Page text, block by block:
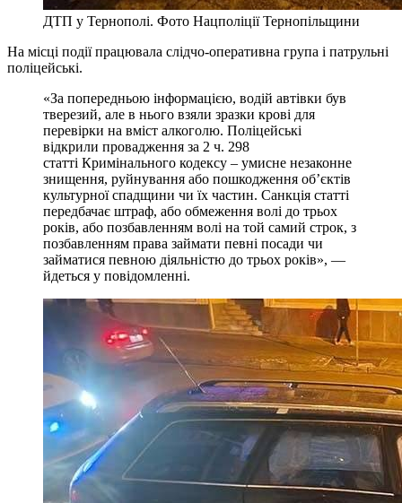
ДТП у Тернополі. Фото Нацполіції Тернопільщини
На місці події працювала слідчо-оперативна група і патрульні
поліцейські.
«За попередньою інформацією, водій автівки був
тверезий, але в нього взяли зразки крові для
перевірки на вміст алкоголю. Поліцейські
відкрили провадження за 2 ч. 298
статті Кримінального кодексу – умисне незаконне
знищення, руйнування або пошкодження об’єктів
культурної спадщини чи їх частин. Санкція статті
передбачає штраф, або обмеження волі до трьох
років, або позбавленням волі на той самий строк, з
позбавленням права займати певні посади чи
займатися певною діяльністю до трьох років», —
йдеться у повідомленні.